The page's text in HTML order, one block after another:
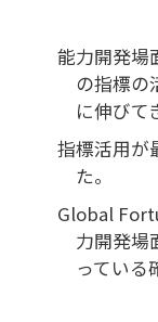
能力開発場
の指標の
に伸びて
指標活用が
た。
Global
力開発場
っている